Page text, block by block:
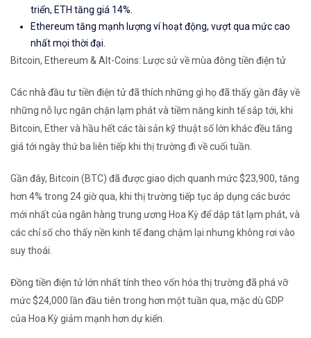
triển, ETH tăng giá 14%.
Ethereum tăng mạnh lượng ví hoạt động, vượt qua mức cao
nhất mọi thời đại.
Bitcoin, Ethereum & Alt-Coins: Lược sử về mùa đông tiền điện tử
Cácnhà đầu tư tiền điện tử đã thích những gì họ đã thấy gần đây về
những nỗ lực ngăn chặn lạm phát và tiềm năng kinh tế sắp tới, khi
Bitcoin, Ether và hầu hết các tài sản kỹ thuật số lớn khác đều tăng
giá tới ngày thứ ba liên tiếp khi thị trường đi về cuối tuần.
Gần đây, Bitcoin (BTC) đã được giao dịch quanh mức $23,900, tăng
hơn 4% trong 24 giờ qua, khi thị trường tiếp tục áp dụng các bước
mới nhất của ngân hàng trung ương Hoa Kỳ để dập tắt lạm phát, và
các chỉ số cho thấy nền kinh tế đang chậm lại nhưng không rơi vào
suy thoái.
Đồng tiền điện tử lớn nhất tính theo vốn hóa thị trường đã phá vỡ
mức $24,000 lần đầu tiên trong hơn một tuần qua, mặc dù GDP
của Hoa Kỳgiảm mạnh hơn dự kiến.